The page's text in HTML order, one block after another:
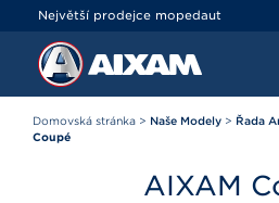
Největší prodejce mopedaut
Domovská stránka > Naše Modely > Řada
Coupé
AIXAM
Panel pro správu cookies